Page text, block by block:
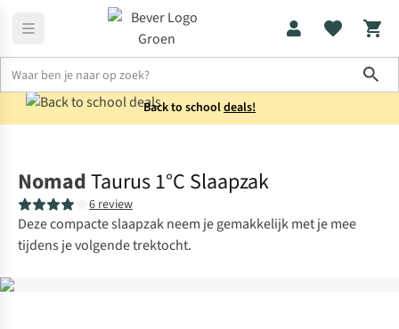
Back to schooldeals!
NomadTaurus 1°C Slaapzak
6 review
Deze compacte slaapzak neem je gemakkelijk met je mee
tijdens je volgende trektocht.